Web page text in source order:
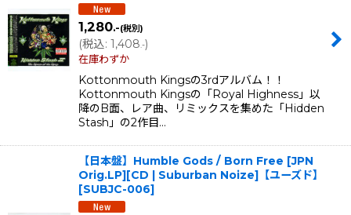
1,280.-(税別)
(税込: 1,408.-)
在庫わずか
Kottonmouth Kingsの3rdアルバム！！
Kottonmouth Kingsの「Royal Highness」以
降のB面、レア曲、リミックスを集めた「Hidden
Stash」の2作目…
【日本盤】Humble Gods / Born Free [JPN
Orig.LP][CD | Suburban Noize]【ユーズド】
[SUBJC-006]